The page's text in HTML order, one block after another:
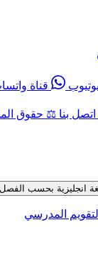
قناة
اتصل بنا ⚖️ حقوق
بحسب الفصل
التقويم المدرسي